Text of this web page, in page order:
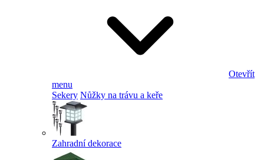
Otevřít
menu
Sekery Nůžky na trávu a keře
Zahradní dekorace